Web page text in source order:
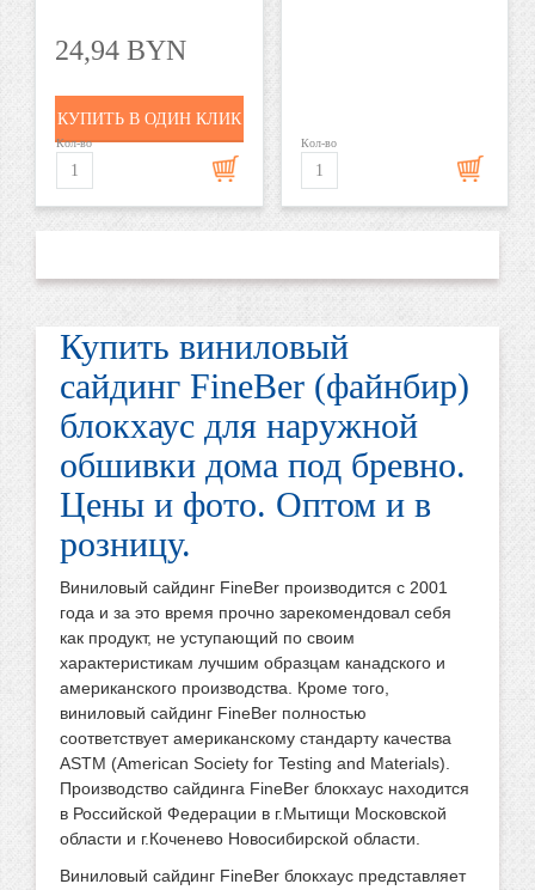
24,94 BYN
Кол-во
КУПИТЬ В ОДИН КЛИК
Кол-во
Купить виниловый
сайдинг FineBer (файнбир)
блокхаус для наружной
обшивки дома под бревно.
Цены и фото. Оптом и в
розницу.
Виниловый сайдинг FineBer производится с 2001
года и за это время прочно зарекомендовал себя
как продукт, не уступающий по своим
характеристикам лучшим образцам канадского и
американского производства. Кроме того,
виниловый сайдинг FineBer полностью
соответствует американскому стандарту качества
ASTM (American Society for Testing and Materials).
Производство сайдинга FineBer блокхаус находится
в Российской Федерации в г.Мытищи Московской
области и г.Коченево Новосибирской области.
Виниловый сайдинг FineBer блокхаус представляет